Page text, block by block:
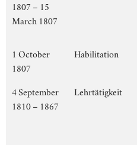
1807 – 15
March 1807
1 October
1807
Habilitation
4 September
1810 – 1867
Lehrtätigkeit